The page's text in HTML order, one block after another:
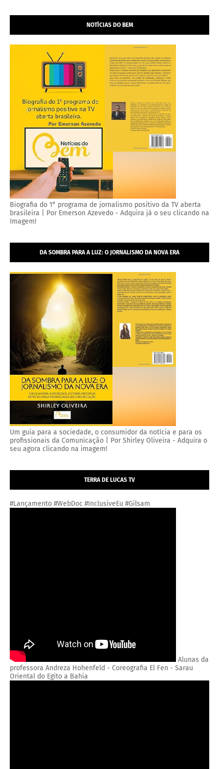
NOTÍCIAS DO BEM
Biografia do 1° programa de jornalismo positivo da TV aberta
brasileira | Por Emerson Azevedo - Adquira já o seu clicando na
Imagem!
DA SOMBRA PARA A LUZ: O JORNALISMO DA NOVA ERA
Um guia para a sociedade, o consumidor da notícia e para os
profissionais da Comunicação | Por Shirley Oliveira - Adquira o
seu agora clicando na imagem!
TERRA DE LUCAS TV
#Lançamento #WebDoc #InclusiveEu #Gilsam
Alunas da
professora Andreza Hohenfeld - Coreografia El Fen - Sarau
Oriental do Egito a Bahia